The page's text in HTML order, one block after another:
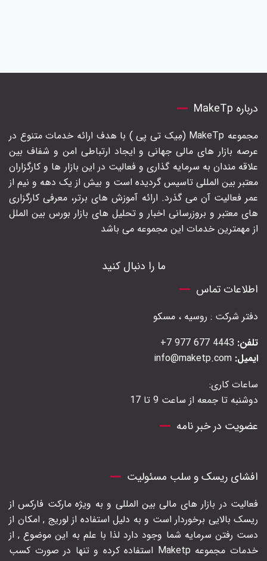
درباره MakeTp
مجموعه MakeTp (مِیک تی پی ) با هدف ارائه خدمات متنوع در
عرصه بازار های مالی جهانی و ایجاد ارتباطی امن و شفاف بین
علاقه مندان به سرمایه گذاری و فعالیت در این بازار ها و کارگزاران
معتبر بین المللی تاسیس گردیده است و بیش از یک دهه و نیم از
عمر فعالیت آن می گذرد. ارائه آموزش های برتر‍، معرفی کارگزاری
های معتبر و بروزرسانی اخبار و تحلیل های بازار بورس بین الملل
از مهمترین خدمات این مجموعه می باشد
ما را دنبال کنید
اطلاعات تماس
دفتر شرکت : روسیه ، مسکو
تلفن:
ایمیل:
ساعات کاری:
دوشنبه تا جمعه از ساعت 9 تا 17
عضویت در خبر نامه
افشای ریسک و سلب مسئولیت
فعالیت در بازار های مالی بین المللی و به ویژه مارکت فارکس از
ریسک بالایی برخوردار است و به دلیل استفاده از لوریج , امکان از
دست رفتن سرمایه شما وجود دارد لذا با علم به این موضوع , از
خدمات مجموعه Maketp استفاده کرده و تنها در صورت کسب